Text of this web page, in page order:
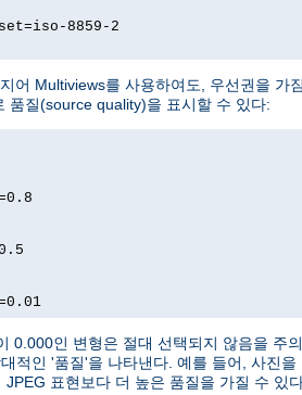
8859-2
어 Multiviews를 사용하여도, 우선권을
품질(source quality)을 표시할 수 있다:
0.000인 변형은 절대 선택되지 않음을
적인 '품질'을 나타낸다. 예를 들어, 사진
표현보다 더 높은 품질을 가질 수